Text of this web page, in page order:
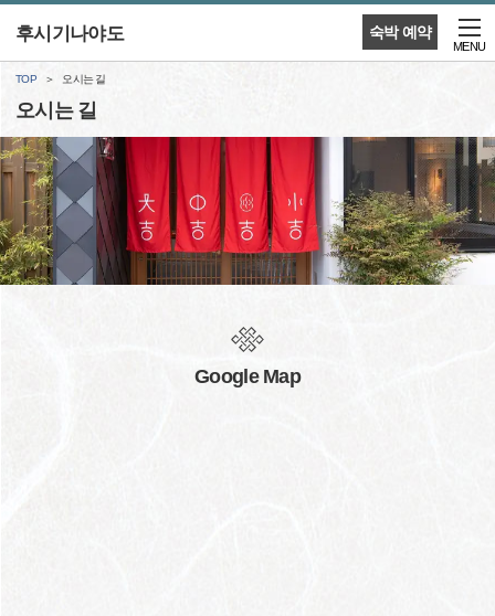
숙박 예약
후시기나야도
MENU
TOP 오시는 길
오시는 길
Google Map